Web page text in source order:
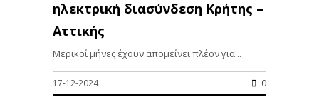
ηλεκτρική διασύνδεση Κρήτης –
Αττικής
Μερικοί μήνες έχουν απομείνει πλέον για...
17-12-2024 0